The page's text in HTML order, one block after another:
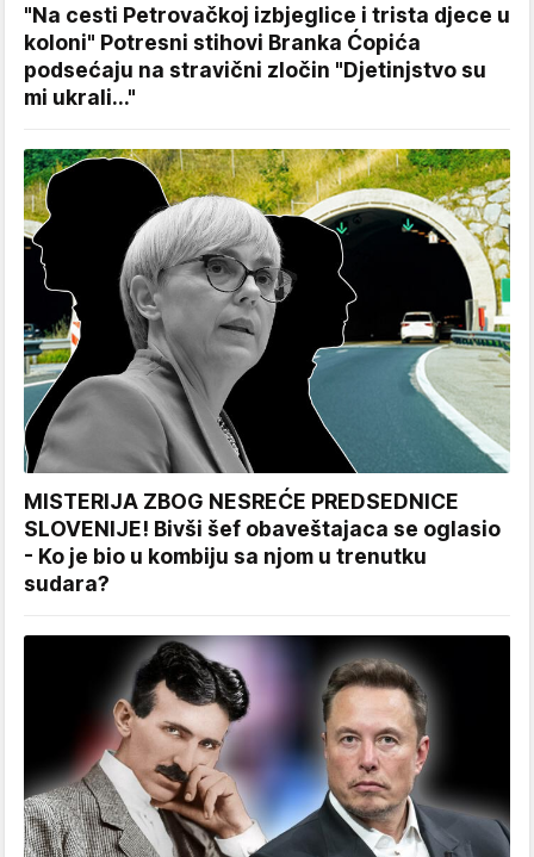
"Na cesti Petrovačkoj izbjeglice i trista djece u
koloni" Potresni stihovi Branka Ćopića
podsećaju na stravični zločin "Djetinjstvo su
mi ukrali..."
MISTERIJA ZBOG NESREĆE PREDSEDNICE
SLOVENIJE! Bivši šef obaveštajaca se oglasio
- Ko je bio u kombiju sa njom u trenutku
sudara?